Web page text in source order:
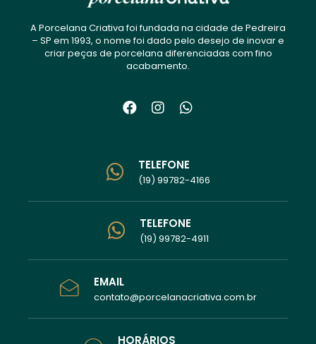
A Porcelana Criativa foi fundada na cidade de Pedreira
– SP em 1993, o nome foi dado pelo desejo de inovar e
criar peças de porcelana diferenciadas com fino
acabamento.
TELEFONE
(19) 99782-4166
TELEFONE
(19) 99782-4911
EMAIL
contato@porcelanacriativa.com.br
HORÁRIOS